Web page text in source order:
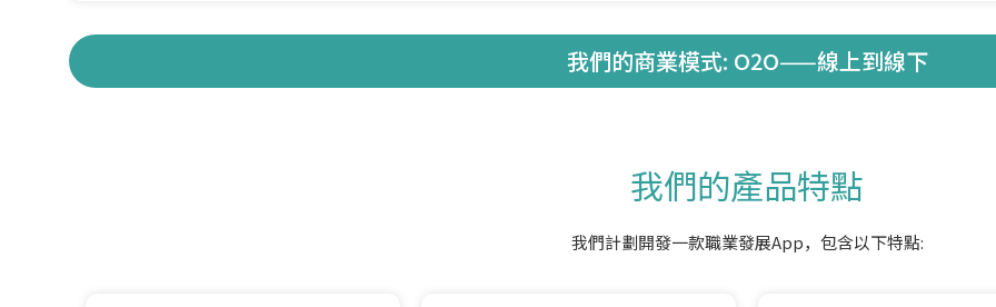
我們的商業模式: O2O——線上到線下
我們的產品特點
我們計劃開發一款職業發展App，包含以下特點: